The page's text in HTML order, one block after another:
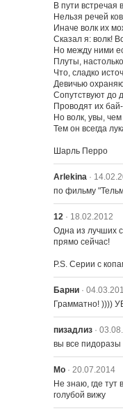
В пути встречая
Нельзя речей
Иначе волк их
Сказал я: волк!
Но между ними
Плуты,
Что, сладко
Девичью
Сопутствуют до
Проводят их
Но волк, увы,
Тем он всегда
Шарль Перро
Arlekina ·
по фильму
12 · 18.02.2012
Одна из лучших
прямо сейчас!
P.S. Серии с
Барни ·
Грамматно! ))))
пизадлиз ·
вы все пидоразы
Мо · 20.07.2014
Не знаю, где тут
голубой вижу